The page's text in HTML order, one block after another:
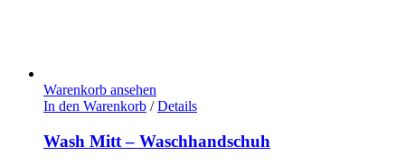
Warenkorb ansehen
In den Warenkorb / Details
Wash Mitt – Waschhandschuh